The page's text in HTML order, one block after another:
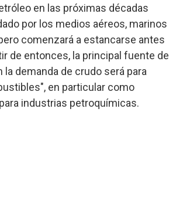
en las próximas décadas
por los medios aéreos, marinos
comenzará a estancarse antes
de entonces, la principal fuente de
demanda de crudo será para
en particular como
industrias petroquímicas.